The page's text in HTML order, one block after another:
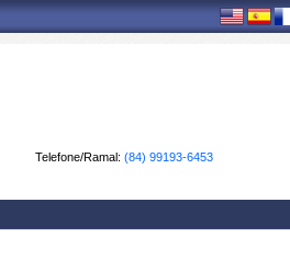
Telefone/Ramal: (84) 99193-6453